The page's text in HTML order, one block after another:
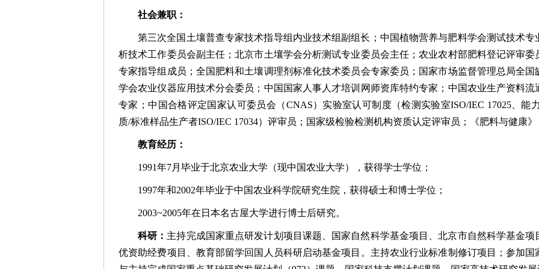
社会兼职：
第三次全国土壤普查专家技术指导组内业技术组副组长；中国植物营养与肥料学会测试技术
析技术工作委员会副主任；北京市土壤学会分析测试专业委员会主任；农业农村部肥料登记评审
专家指导组成员；全国肥料和土壤调理剂标准化技术委员会专家委员；国家市场监督管理总局全
学会农业仪器应用技术分会委员；中国国家人事人才培训网师资库特约专家；中国农业生产资料
专家；中国合格评定国家认可委员会（CNAS）实验室认可制度（检测实验室ISO/IEC 17025、能
质/标准样品生产者ISO/IEC 17034）评审员；国家级检验检测机构资质认定评审员；《肥料与健康
教育经历：
1991年7月毕业于北京农业大学（现中国农业大学），获得学士学位；
1997年和2002年毕业于中国农业科学院研究生院，获得硕士和博士学位；
2003~2005年在日本名古屋大学进行博士后研究。
科研： 主持完成国家重点研发计划项目课题、国家自然科学基金项目、北京市自然科学基金
优资助经费项目、教育部留学回国人员科研启动基金项目。主持农业行业标准制修订项目；参加